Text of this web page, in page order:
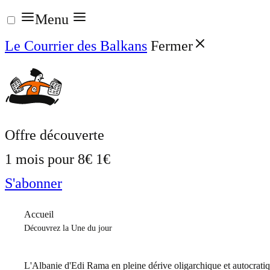
Aller
au
contenu
Menu
Le Courrier des Balkans Fermer
Offre découverte
1 mois pour 8€ 1€
S'abonner
Accueil
Découvrez la Une du jour
L'Albanie d'Edi Rama en pleine dérive oligarchique et